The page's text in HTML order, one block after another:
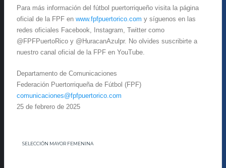
Para más información del fútbol puertorriqueño visita la página
oficial de la FPF en www.fpfpuertorico.com y síguenos en las
redes oficiales Facebook, Instagram, Twitter como
@FPFPuertoRico y @HuracanAzulpr. No olvides suscribirte a
nuestro canal oficial de la FPF en YouTube.
Departamento de Comunicaciones
Federación Puertorriqueña de Fútbol (FPF)
comunicaciones@fpfpuertorico. com
25 de febrero de 2025
SELECCIÓN MAYOR FEMENINA